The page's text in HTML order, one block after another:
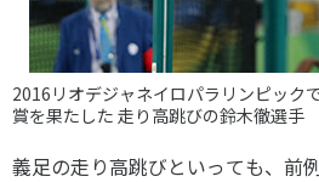
2016リオデジャネイロパラリンピック
賞を果たした 走り高跳びの鈴木徹選手
義足の走り高跳びといっても、前